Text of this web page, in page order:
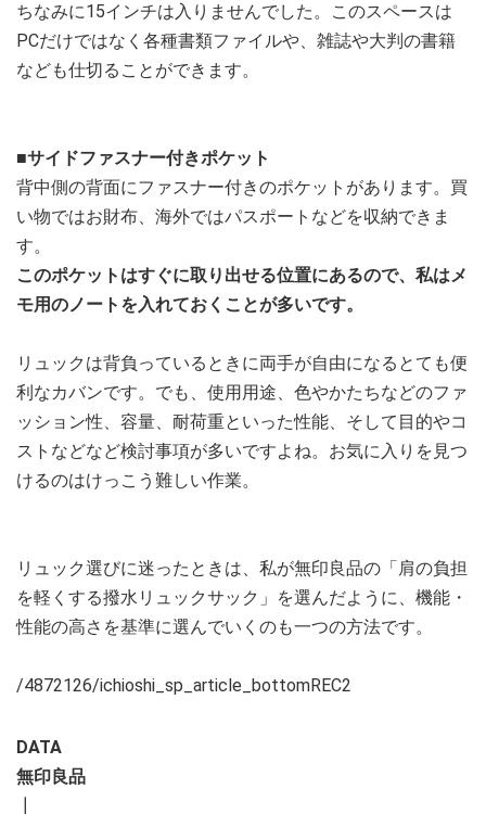
ちなみに15インチは入りませんでした。このスペースは
PCだけではなく各種書類ファイルや、雑誌や大判の書籍
なども仕切ることができます。
■サイドファスナー付きポケット
背中側の背面にファスナー付きのポケットがあります。買
い物ではお財布、海外ではパスポートなどを収納できま
す。
このポケットはすぐに取り出せる位置にあるので、私はメ
モ用のノートを入れておくことが多いです。
リュックは背負っているときに両手が自由になるとても便
利なカバンです。でも、使用用途、色やかたちなどのファ
ッション性、容量、耐荷重といった性能、そして目的やコ
ストなどなど検討事項が多いですよね。お気に入りを見つ
けるのはけっこう難しい作業。
リュック選びに迷ったときは、私が無印良品の「肩の負担
を軽くする撥水リュックサック」を選んだように、機能・
性能の高さを基準に選んでいくのも一つの方法です。
/4872126/ichioshi_sp_article_bottomREC2
DATA
無印良品